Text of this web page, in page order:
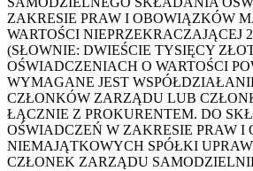
ZAKRESIE PRAW I OBOWIĄZKÓW
WARTOŚCI NIEPRZEKRACZAJĄCEJ
(SŁOWNIE: DWIEŚCIE TYSIĘCY
OŚWIADCZENIACH O WARTOŚCI
WYMAGANE JEST
CZŁONKÓW ZARZĄDU LUB
ŁĄCZNIE Z PROKURENTEM. DO
OŚWIADCZEŃ W ZAKRESIE PRAW I
NIEMAJĄTKOWYCH SPÓŁKI
CZŁONEK ZARZĄDU